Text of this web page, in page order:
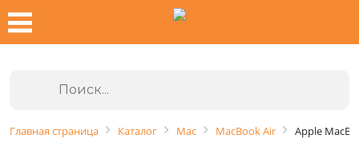
Главная страница Каталог Mac MacBook Air Apple